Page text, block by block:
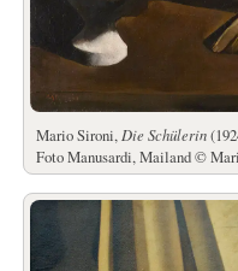
Mario Sironi, Die Schülerin
Foto Manusardi, Mailand ©